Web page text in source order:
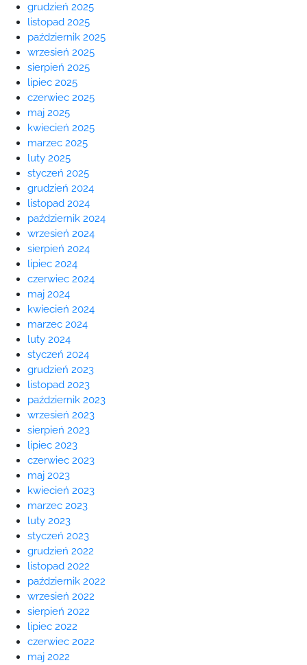
grudzień 2025
listopad 2025
październik 2025
wrzesień 2025
sierpień 2025
lipiec 2025
czerwiec 2025
maj 2025
kwiecień 2025
marzec 2025
luty 2025
styczeń 2025
grudzień 2024
listopad 2024
październik 2024
wrzesień 2024
sierpień 2024
lipiec 2024
czerwiec 2024
maj 2024
kwiecień 2024
marzec 2024
luty 2024
styczeń 2024
grudzień 2023
listopad 2023
październik 2023
wrzesień 2023
sierpień 2023
lipiec 2023
czerwiec 2023
maj 2023
kwiecień 2023
marzec 2023
luty 2023
styczeń 2023
grudzień 2022
listopad 2022
październik 2022
wrzesień 2022
sierpień 2022
lipiec 2022
czerwiec 2022
maj 2022